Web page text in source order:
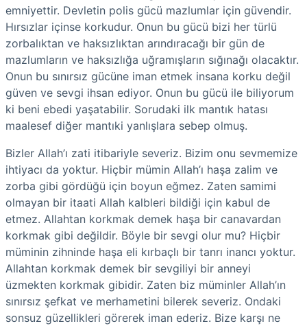
emniyettir. Devletin polis gücü mazlumlar için güvendir.
Hırsızlar içinse korkudur. Onun bu gücü bizi her türlü
zorbalıktan ve haksızlıktan arındıracağı bir gün de
mazlumların ve haksızlığa uğramışların sığınağı olacaktır.
Onun bu sınırsız gücüne iman etmek insana korku değil
güven ve sevgi ihsan ediyor. Onun bu gücü ile biliyorum
ki beni ebedi yaşatabilir. Sorudaki ilk mantık hatası
maalesef diğer mantıki yanlışlara sebep olmuş.
Bizler Allah’ı zati itibariyle severiz. Bizim onu sevmemize
ihtiyacı da yoktur. Hiçbir mümin Allah’ı haşa zalim ve
zorba gibi gördüğü için boyun eğmez. Zaten samimi
olmayan bir itaati Allah kalbleri bildiği için kabul de
etmez. Allahtan korkmak demek haşa bir canavardan
korkmak gibi değildir. Böyle bir sevgi olur mu? Hiçbir
müminin zihninde haşa eli kırbaçlı bir tanrı inancı yoktur.
Allahtan korkmak demek bir sevgiliyi bir anneyi
üzmekten korkmak gibidir. Zaten biz müminler Allah’ın
sınırsız şefkat ve merhametini bilerek severiz. Ondaki
sonsuz güzellikleri görerek iman ederiz. Bize karşı ne